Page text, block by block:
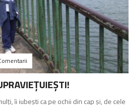
îi iubești ca pe ochii din cap și, de cele